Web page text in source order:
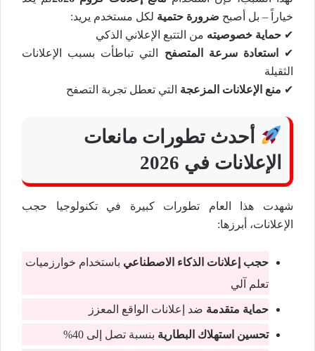
خياراً – بل أصبح ضرورة حتمية لكل مستخدم يريد:
✔ حماية خصوصيته من التتبع الإعلاني الذكي
✔
استعادة سرعة المتصفح التي تباطأت بسبب الإعلانات
الثقيلة
✔ منع الإعلانات المزعجة التي تعطل تجربة التصفح
أحدث تطورات مانعات
الإعلانات في 2026
شهدت هذا العام تطورات كبيرة في تكنولوجيا حجب
الإعلانات، أبرزها:
حجب إعلانات الذكاء الاصطناعي باستخدام خوارزميات
تعلم آلي
حماية متقدمة ضد إعلانات الواقع المعزز
تحسين استهلاك البطارية بنسبة تصل إلى 40%